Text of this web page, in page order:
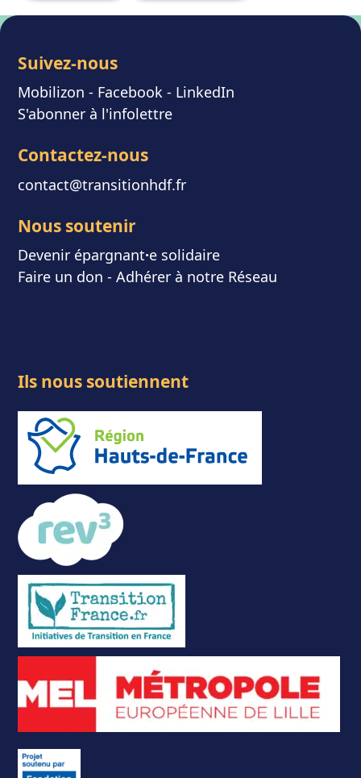
Suivez-nous
Mobilizon - Facebook - LinkedIn
S'abonner à l'infolettre
Contactez-nous
contact@transitionhdf.fr
Nous soutenir
Devenir épargnant⸱e solidaire
Faire un don - Adhérer à notre Réseau
Ils nous soutiennent